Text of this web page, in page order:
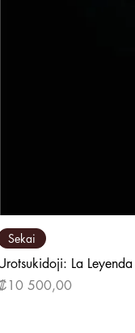
Sekai
La
500,00